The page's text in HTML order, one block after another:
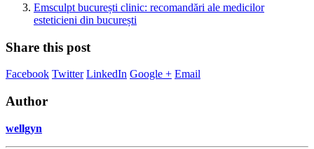
Emsculpt bucurești clinic: recomandări ale medicilor
esteticieni din bucurești
Share this post
Facebook Twitter LinkedIn Google + Email
Author
wellgyn